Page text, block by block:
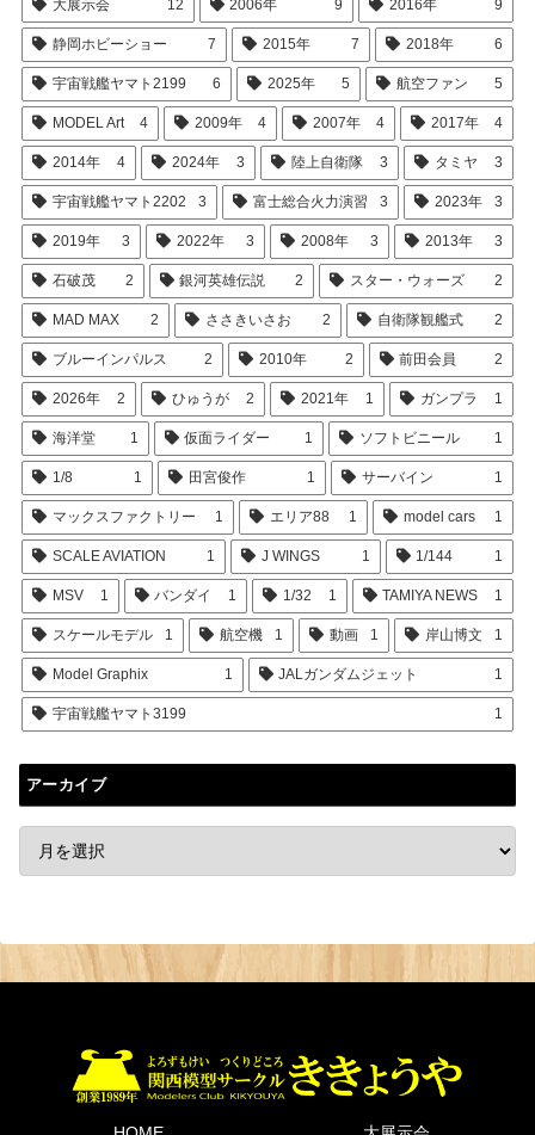
大展示会 12 2006年 9 2016年 9
静岡ホビーショー 7 2015年 7 2018年 6
宇宙戦艦ヤマト2199 6 2025年 5 航空ファン 5
MODEL Art 4 2009年 4 2007年 4 2017年 4
2014年 4 2024年 3 陸上自衛隊 3 タミヤ 3
宇宙戦艦ヤマト2202 3 富士総合火力演習 3 2023年 3
2019年 3 2022年 3 2008年 3 2013年 3
石破茂 2 銀河英雄伝説 2 スター・ウォーズ 2
MAD MAX 2 ささきいさお 2 自衛隊観艦式 2
ブルーインパルス 2 2010年 2 前田会員 2
2026年 2 ひゅうが 2 2021年 1 ガンプラ 1
海洋堂 1 仮面ライダー 1 ソフトビニール 1
1/8 1 田宮俊作 1 サーバイン 1
マックスファクトリー 1 エリア88 1 model cars 1
SCALE AVIATION 1 J WINGS 1 1/144 1
MSV 1 バンダイ 1 1/32 1 TAMIYA NEWS 1
スケールモデル 1 航空機 1 動画 1 岸山博文 1
Model Graphix 1 JALガンダムジェット 1
宇宙戦艦ヤマト3199 1
アーカイブ